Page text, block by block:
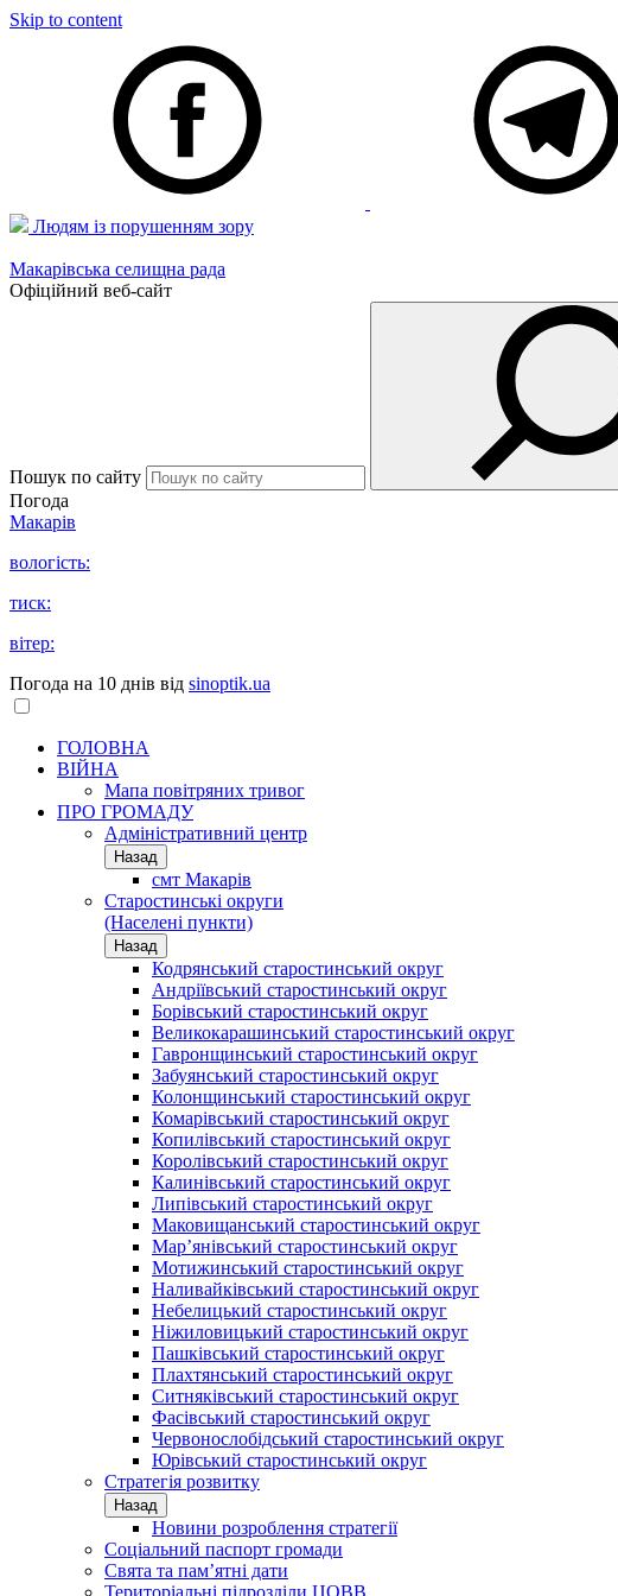
Skip to content
Людям із порушенням зору
Макарівська селищна рада
Офіційний веб-сайт
Пошук по сайту
Погода
Макарів
вологість:
тиск:
вітер:
Погода на 10 днів від sinoptik.ua
ГОЛОВНА
ВІЙНА
Мапа повітряних тривог
ПРО ГРОМАДУ
Aдміністративний центр
Назад
смт Макарів
Старостинські округи
(Населені пункти)
Назад
Кодрянський старостинський округ
Андріївський старостинський округ
Борівський старостинський округ
Великокарашинський старостинський округ
Гавронщинський старостинський округ
Забуянський старостинський округ
Колонщинський старостинський округ
Комарівський старостинський округ
Копилівський старостинський округ
Королівський старостинський округ
Калинівський старостинський округ
Липівський старостинський округ
Маковищанський старостинський округ
Мар’янівський старостинський округ
Мотижинський старостинський округ
Наливайківський старостинський округ
Небелицький старостинський округ
Ніжиловицький старостинський округ
Пашківський старостинський округ
Плахтянський старостинський округ
Ситняківський старостинський округ
Фасівський старостинський округ
Червонослобідський старостинський округ
Юрівський старостинський округ
Стратегія розвитку
Назад
Новини розроблення стратегії
Соціальний паспорт громади
Свята та пам’ятні дати
Територіальні підрозділи ЦОВВ